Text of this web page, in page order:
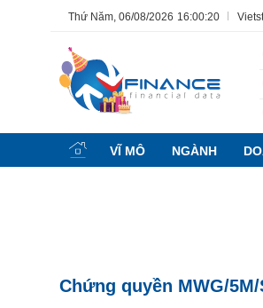
Thứ Năm, 06/08/2026 16:00:21
VĨ MÔ NGÀNH
Chứng quyền MWG/5M/
Tính năng Ngành Mã
BẤT ĐỘNG SẢN